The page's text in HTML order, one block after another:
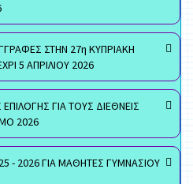
ΣΤΗΝ 27η ΚΥΠΡΙΑΚΗ
5 ΑΠΡΙΛΙΟΥ 2026
ΓΙΑ ΤΟΥΣ ΔΙΕΘΝΕΙΣ
2026
2026 ΓΙΑ ΜΑΘΗΤΕΣ ΓΥΜΝΑΣΙΟΥ